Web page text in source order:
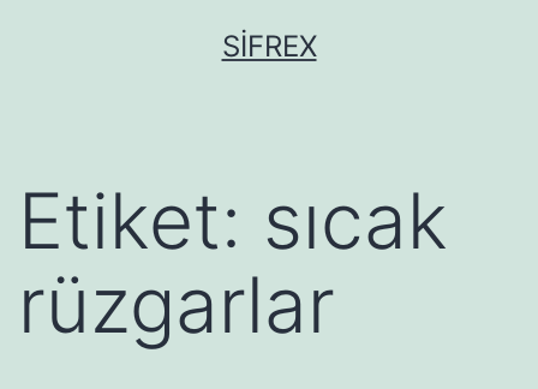
SIFREX
Etiket: sıcak
rüzgarlar